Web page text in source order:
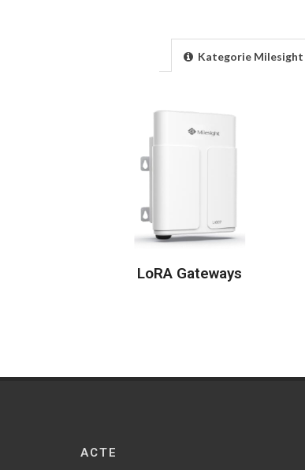
Kategorie Milesight
LoRA Gateways
ACTE